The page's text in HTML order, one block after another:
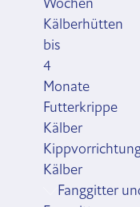
Kälberhütten
bis
4
Monate
Futterkrippe
Kälber
Kälber
Fanggitter